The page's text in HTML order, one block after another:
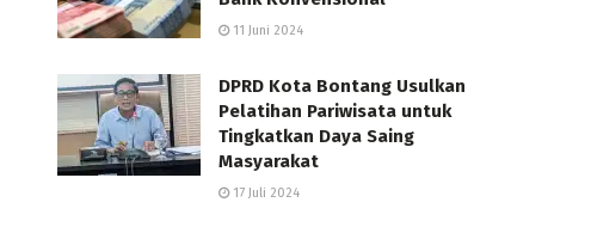
11 Juni 2024
DPRD Kota Bontang Usulkan
Pelatihan Pariwisata untuk
Tingkatkan Daya Saing
Masyarakat
17 Juli 2024